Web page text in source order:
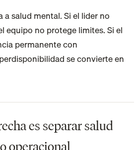
a salud mental. Si el lider no
equipo no protege limites. Si el
permanente con
se convierte en
es separar salud
operacional